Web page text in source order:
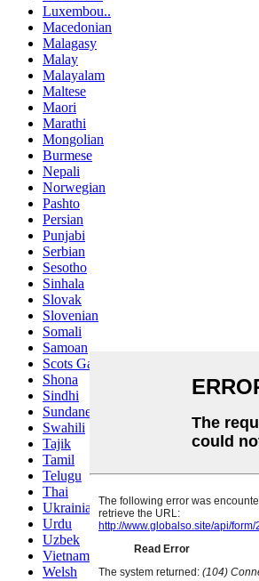
Luxembou..
Macedonian
Malagasy
Malay
Malayalam
Maltese
Maori
Marathi
Mongolian
Burmese
Nepali
Norwegian
Pashto
Persian
Punjabi
Serbian
Sesotho
Sinhala
Slovak
Slovenian
Somali
Samoan
Scots Gaelic
Shona
Sindhi
Sundanese
Swahili
Tajik
Tamil
Telugu
Thai
Ukrainian
Urdu
Uzbek
Vietnamese
Welsh